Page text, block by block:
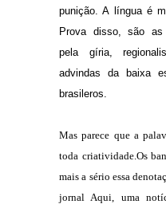
punição. A língua é
Prova disso, são as
pela gíria,
advindas da baixa
brasileros.
Mas parece que a
toda criatividade.Os
mais a sério essa
jornal Aqui, uma